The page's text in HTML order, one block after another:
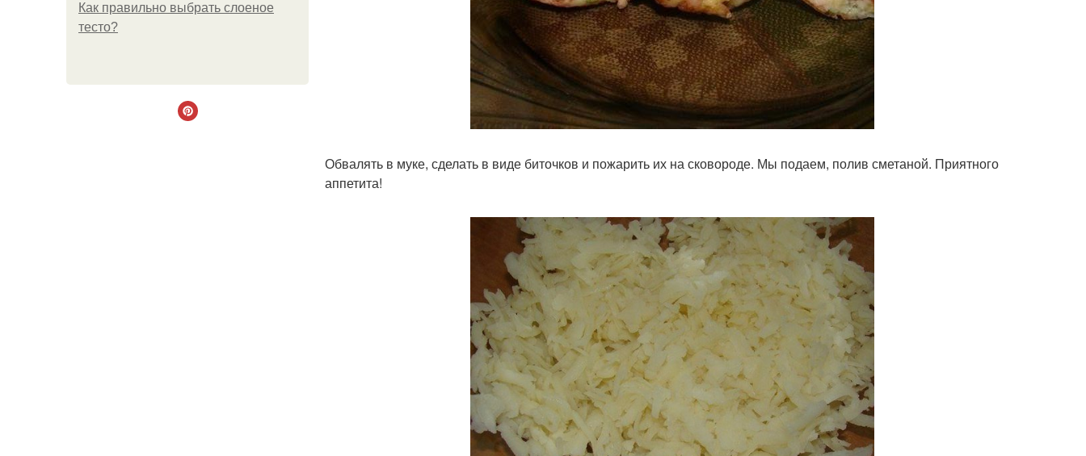
Как правильно выбрать слоеное
тесто?
Обвалять в муке, сделать в виде биточков и пожарить их на сковороде. Мы подаем, полив сметаной. Приятного
аппетита!